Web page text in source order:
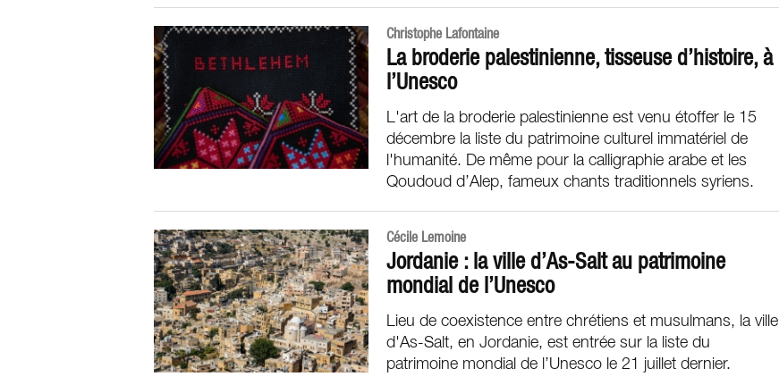
Christophe Lafontaine
La broderie palestinienne, tisseuse d’histoire, à
l’Unesco
L'art de la broderie palestinienne est venu étoffer le 15
décembre la liste du patrimoine culturel immatériel de
l'humanité. De même pour la calligraphie arabe et les
Qoudoud d’Alep, fameux chants traditionnels syriens.
Cécile Lemoine
Jordanie : la ville d’As-Salt au patrimoine
mondial de l’Unesco
Lieu de coexistence entre chrétiens et musulmans, la ville
d'As-Salt, en Jordanie, est entrée sur la liste du
patrimoine mondial de l’Unesco le 21 juillet dernier.